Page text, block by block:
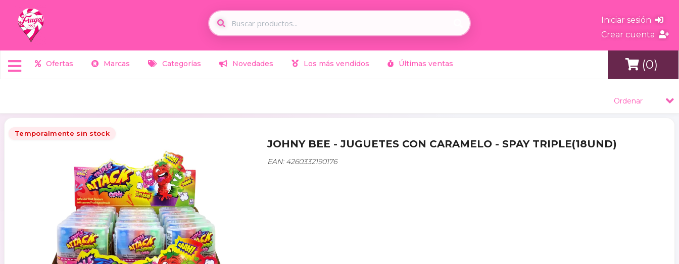
Iniciar sesión
Crear cuenta
Ofertas Marcas Categorías Novedades Los más vendidos Últimas ventas (0)
Ordenar
Temporalmente sin stock
JOHNY BEE - JUGUETES CON CARAMELO - SPAY TRIPLE(18UND)
EAN: 4260332190176